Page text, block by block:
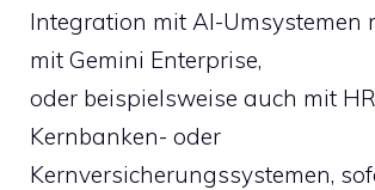
Integration mit AI-Umsystemen
mit Gemini Enterprise,
oder beispielsweise auch mit
Kernbanken- oder
Kernversicherungssystemen,